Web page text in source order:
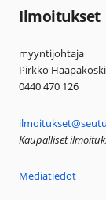
Ilmoitukset
myyntijohtaja
Pirkko Haapakoski
0440 470 126
Kaupalliset
Mediatiedot